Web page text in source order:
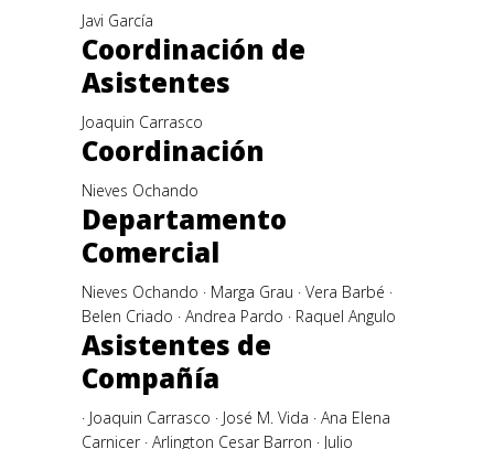
Javi García
Coordinación de
Asistentes
Joaquin Carrasco
Coordinación
Nieves Ochando
Departamento
Comercial
Nieves Ochando · Marga Grau · Vera Barbé ·
Belen Criado · Andrea Pardo · Raquel Angulo
Asistentes de
Compañía
· Joaquin Carrasco · José M. Vida · Ana Elena
Carnicer · Arlington Cesar Barron · Julio